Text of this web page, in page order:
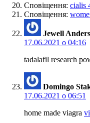
Сповіщення: cialis
Сповіщення:
Jewell
17.06.2021 о 04:16
tadalafil research
Domingo
17.06.2021 о 06:51
home made viagra